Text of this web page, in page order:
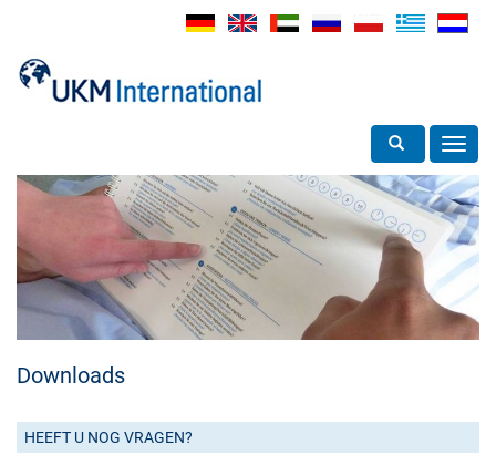
Toggle search
Downloads
HEEFT U NOG VRAGEN?